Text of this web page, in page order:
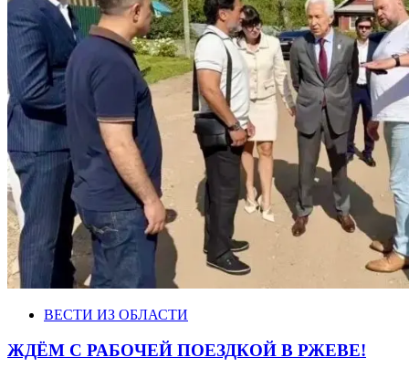
ВЕСТИ ИЗ ОБЛАСТИ
ЖДЁМ С РАБОЧЕЙ ПОЕЗДКОЙ В РЖЕВЕ!